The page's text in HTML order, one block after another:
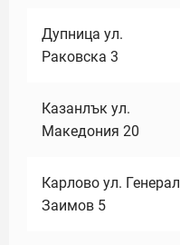
Дупница ул.
Раковска 3
Казанлък ул.
Македония 20
Карлово ул. Генерал
Заимов 5